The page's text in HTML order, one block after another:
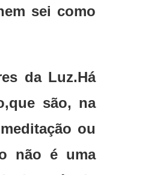
sei como
da Luz.Há
são, na
ou
não é uma